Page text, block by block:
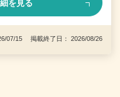
を見る
07/15 掲載終了日： 2026/08/26